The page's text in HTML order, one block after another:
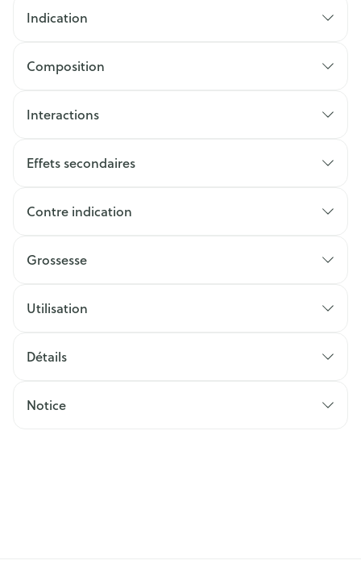
Indication
Composition
Interactions
Effets secondaires
Contre indication
Grossesse
Utilisation
Détails
Notice